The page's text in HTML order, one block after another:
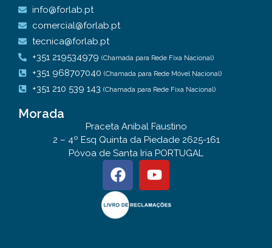
info@forlab.pt
comercial@forlab.pt
tecnica@forlab.pt
+351 219534979 (Chamada para Rede Fixa Nacional)
+351 968707040 (Chamada para Rede Móvel Nacional)
+351 210 539 143 (Chamada para Rede Fixa Nacional)
Morada
Praceta Anibal Faustino
2 – 4º Esq Quinta da Piedade 2625-161
Póvoa de Santa Iria PORTUGAL